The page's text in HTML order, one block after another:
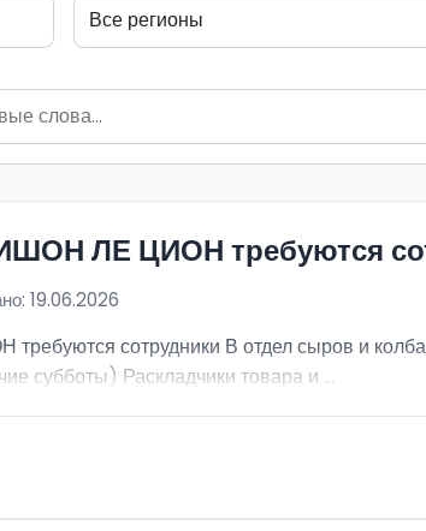
ЛЕ ЦИОН требуются
19.06.2026
сотрудники В отдел сыров и
субботы) Раскладчики товара и ...